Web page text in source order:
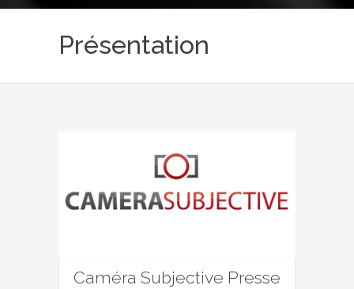
Présentation
Caméra Subjective Presse